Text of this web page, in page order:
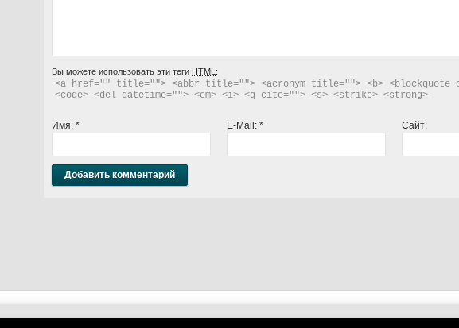
Вы можете использовать эти теги HTML :
<a href="" title=""> <abbr title=""> <acronym title=""> <b> <blockquote
<code> <del datetime=""> <em> <i> <q cite=""> <s> <strike> <strong>
Имя: * E-Mail: * Сайт: